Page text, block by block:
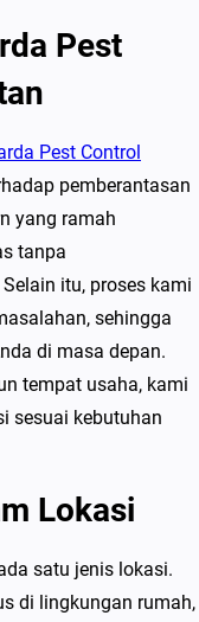
Pest
Pest Control
pemberantasan
yang ramah
tanpa
itu, proses kami
sehingga
di masa depan.
tempat usaha, kami
sesuai kebutuhan
Lokasi
satu jenis lokasi.
di lingkungan rumah,